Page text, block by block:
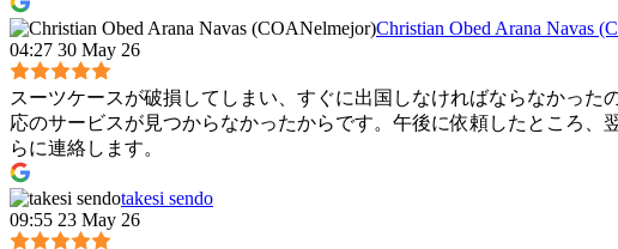
Christian Obed Arana Navas
04:27 30 May 26
スーツケースが破損してしまい、すぐに出国しなければならなかっ
応のサービスが見つからなかったからです。午後に依頼したところ
らに連絡します。
takesi sendo
09:55 23 May 26